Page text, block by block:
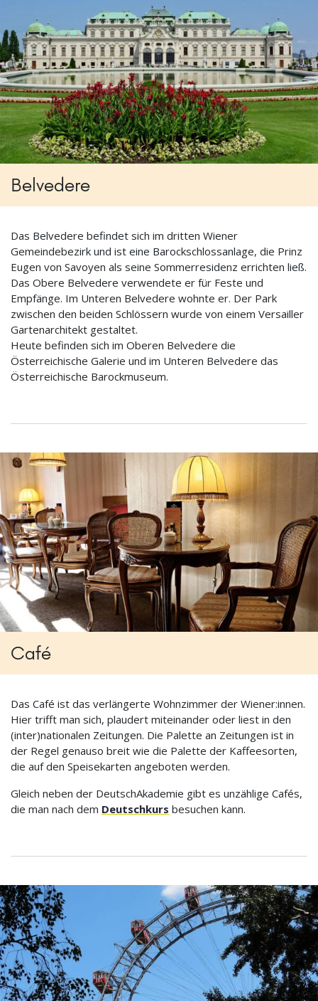
Belvedere
Das Belvedere befindet sich im dritten Wiener
Gemeindebezirk und ist eine Barockschlossanlage, die Prinz
Eugen von Savoyen als seine Sommerresidenz errichten ließ.
Das Obere Belvedere verwendete er für Feste und
Empfänge. Im Unteren Belvedere wohnte er. Der Park
zwischen den beiden Schlössern wurde von einem Versailler
Gartenarchitekt gestaltet.
Heute befinden sich im Oberen Belvedere die
Österreichische Galerie und im Unteren Belvedere das
Österreichische Barockmuseum.
Café
Das Café ist das verlängerte Wohnzimmer der Wiener:innen.
Hier trifft man sich, plaudert miteinander oder liest in den
(inter)nationalen Zeitungen. Die Palette an Zeitungen ist in
der Regel genauso breit wie die Palette der Kaffeesorten,
die auf den Speisekarten angeboten werden.
Gleich neben der DeutschAkademie gibt es unzählige Cafés,
die man nach dem Deutschkurs besuchen kann.